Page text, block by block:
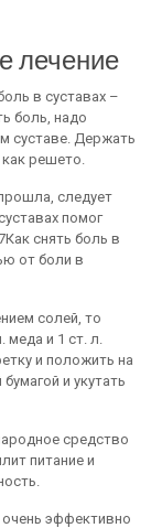
лечение
в суставах –
боль, надо
суставе. Держать
решето.
следует
помог
снять боль в
от боли в
солей, то
и 1 ст. л.
и положить на
и укутать
средство
питание и
очень эффективно